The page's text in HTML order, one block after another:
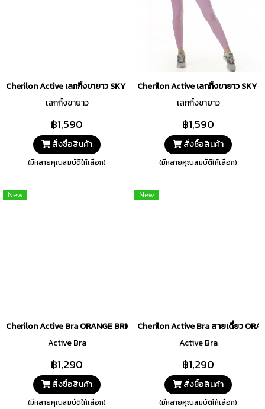
Cherilon Active เลกกิ้งขายาว SKY CLOUD Collection สีชมพู รหัส
เลกกิ้งขายาว
฿1,590
สั่งซื้อสินค้า
(มีหลายคุณสมบัติให้เลือก)
Cherilon Active เลกกิ้งขายาว SKY
เลกกิ้งขายาว
฿1,590
สั่งซื้อสินค้า
(มีหลายคุณสมบัติให้เลือก)
New
Cherilon Active Bra ORANGE BRICK Collection สีส้ม รหัส BNA270-
Active Bra
฿1,290
สั่งซื้อสินค้า
(มีหลายคุณสมบัติให้เลือก)
New
Cherilon Active Bra สายเดี่ยว
Active Bra
฿1,290
สั่งซื้อสินค้า
(มีหลายคุณสมบัติให้เลือก)